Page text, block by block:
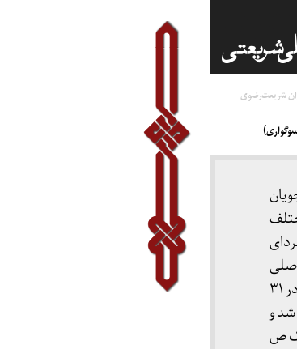
شریعت‌رضوی
مختلف
انتشار خبر شهادت شریعتی مسجد ارگ بود که در آنجا مراسمی به مناسبت مرگ پدر حجه الاسلام معادیخواه در ۳۱
شد و
ص